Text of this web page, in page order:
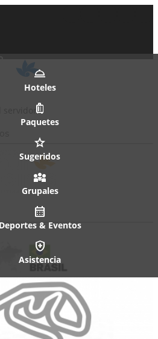
Hoteles
Paquetes
Sugeridos
Grupales
Deportes & Eventos
Asistencia
servidor.